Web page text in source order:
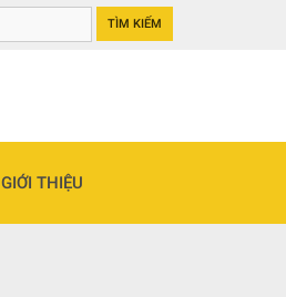
TÌM KIẾM
GIỚI THIỆU